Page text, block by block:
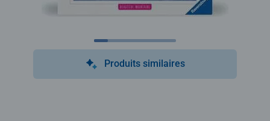
Produits similaires